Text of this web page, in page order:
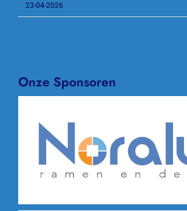
23-04-2026
Onze Sponsoren